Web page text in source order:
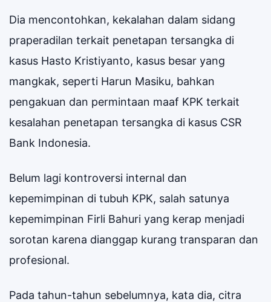
Dia mencontohkan, kekalahan dalam sidang
praperadilan terkait penetapan tersangka di
kasus Hasto Kristiyanto, kasus besar yang
mangkak, seperti Harun Masiku, bahkan
pengakuan dan permintaan maaf KPK terkait
kesalahan penetapan tersangka di kasus CSR
Bank Indonesia.
Belum lagi kontroversi internal dan
kepemimpinan di tubuh KPK, salah satunya
kepemimpinan Firli Bahuri yang kerap menjadi
sorotan karena dianggap kurang transparan dan
profesional.
Pada tahun-tahun sebelumnya, kata dia, citra